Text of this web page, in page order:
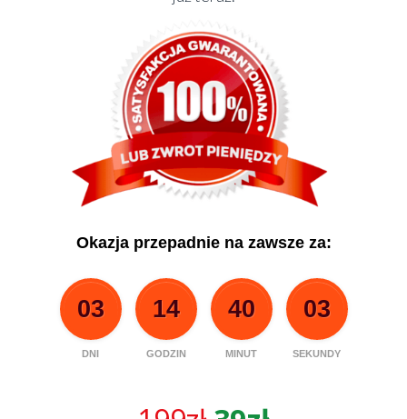
Okazja przepadnie na zawsze za:
03
DNI
14
GODZIN
40
MINUT
03
SEKUNDY